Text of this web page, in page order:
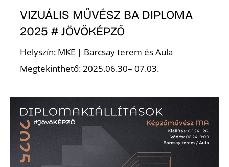
VIZUÁLIS MŰVÉSZ BA DIPLOMA
2025 # JÖVŐKÉPZŐ
Helyszín: MKE | Barcsay terem és Aula
Megtekinthető: 2025.06.30– 07.03.